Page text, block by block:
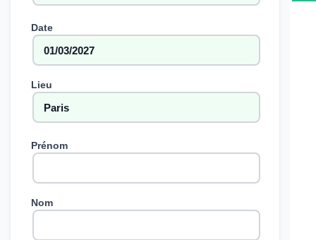
Date
Lieu
Prénom
Nom